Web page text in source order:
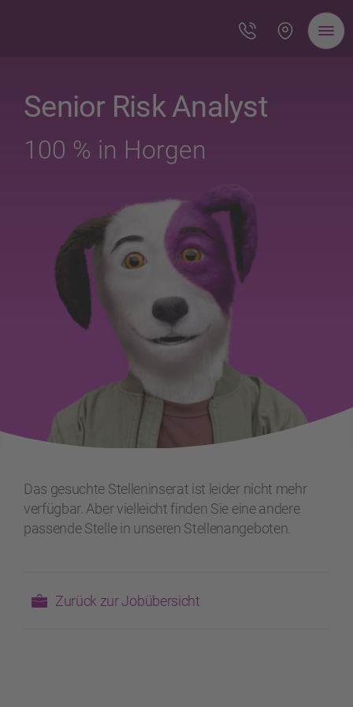
Senior Risk Analyst
100 % in Horgen
Das gesuchte Stelleninserat ist leider nicht mehr
verfügbar. Aber vielleicht finden Sie eine andere
passende Stelle in unseren Stellenangeboten.
Zurück zur Jobübersicht